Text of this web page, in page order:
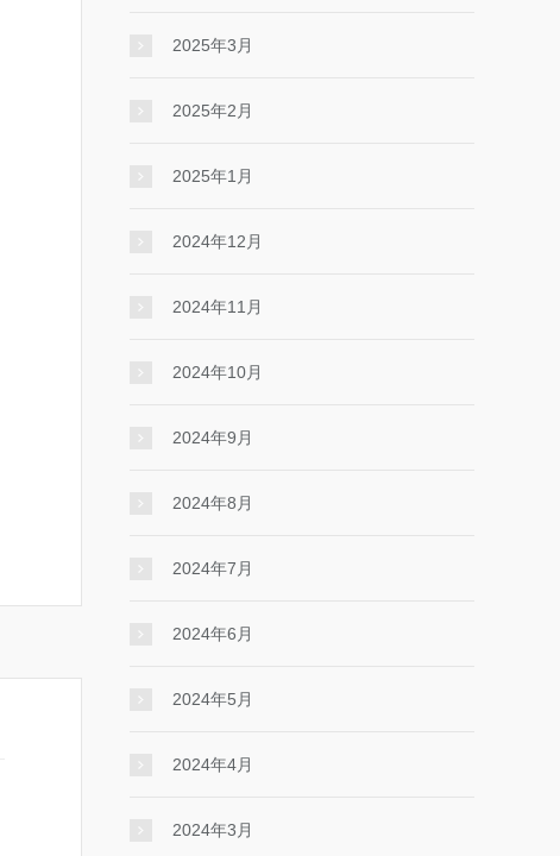
2025年3月
2025年2月
2025年1月
2024年12月
2024年11月
2024年10月
2024年9月
2024年8月
2024年7月
2024年6月
2024年5月
2024年4月
2024年3月